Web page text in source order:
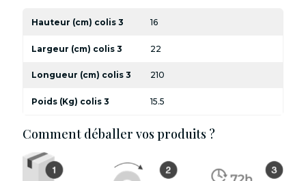
Hauteur (cm) colis 3 16
Largeur (cm) colis 3 22
Longueur (cm) colis 3 210
Poids (Kg) colis 3 15.5
Comment déballer vos produits ?